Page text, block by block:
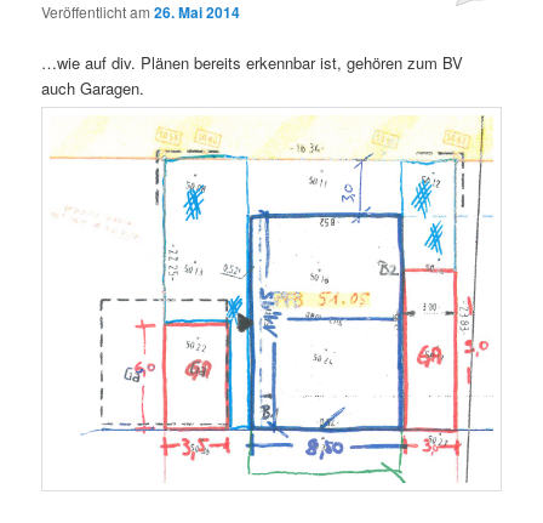
Veröffentlicht am26. Mai 2014
…wie auf div. Plänen bereits erkennbar ist, gehören zum BV
auch Garagen.